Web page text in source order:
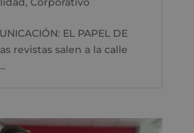
EL PAPEL DE
revistas salen a la calle